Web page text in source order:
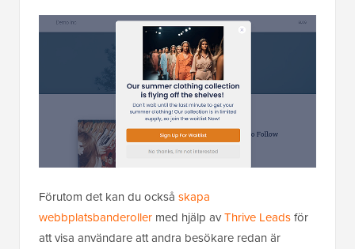
Förutom det kan du också skapa
webbplatsbanderoller med hjälp avThrive Leadsför
att visa användare att andra besökare redan är